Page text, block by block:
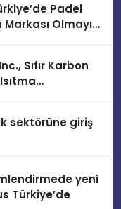
Padel
Markası Olmayı
Sıfır Karbon
sektörüne giriş
yeni
Türkiye’de